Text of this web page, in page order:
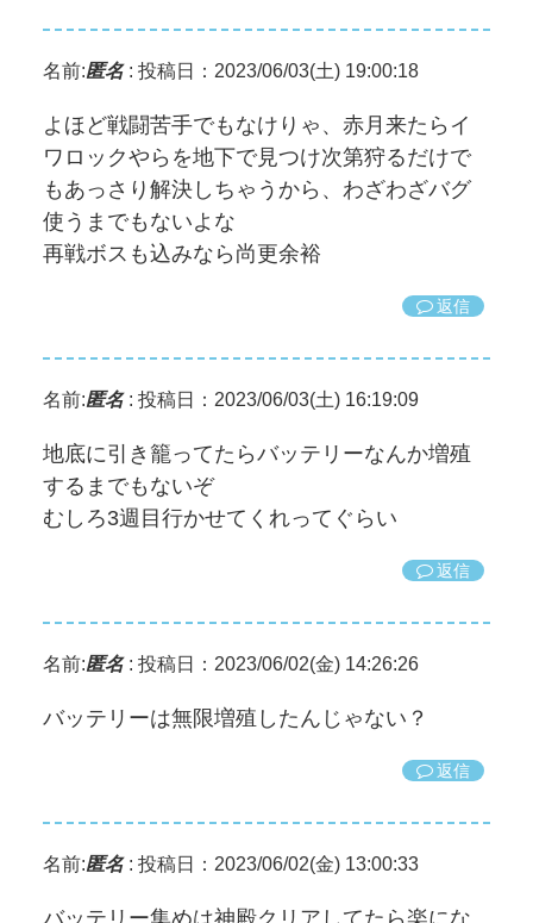
名前:匿名: 投稿日：2023/06/03(土) 19:00:18
よほど戦闘苦手でもなけりゃ、赤月来たらイ
ワロックやらを地下で見つけ次第狩るだけで
もあっさり解決しちゃうから、わざわざバグ
使うまでもないよな
再戦ボスも込みなら尚更余裕
返信
名前:匿名: 投稿日：2023/06/03(土) 16:19:09
地底に引き籠ってたらバッテリーなんか増殖
するまでもないぞ
むしろ3週目行かせてくれってぐらい
返信
名前:匿名: 投稿日：2023/06/02(金) 14:26:26
バッテリーは無限増殖したんじゃない？
返信
名前:匿名: 投稿日：2023/06/02(金) 13:00:33